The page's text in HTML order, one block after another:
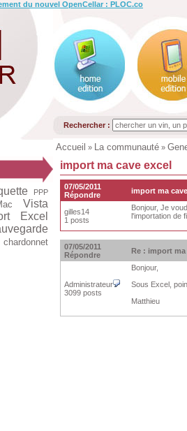
du nouvel OpenCellar : PLOC.co
Rechercher :
Accueil » La communauté »
PPP
Vista
Excel
chardonnet
import ma cave excel
07/05/2011
Répondre
import ma
gilles14
1 posts
Bonjour, Je
l'importation de
07/05/2011
Répondre
Re : import ma
Administrateur
3099 posts
Bonjour,
Sous Excel,
Matthieu